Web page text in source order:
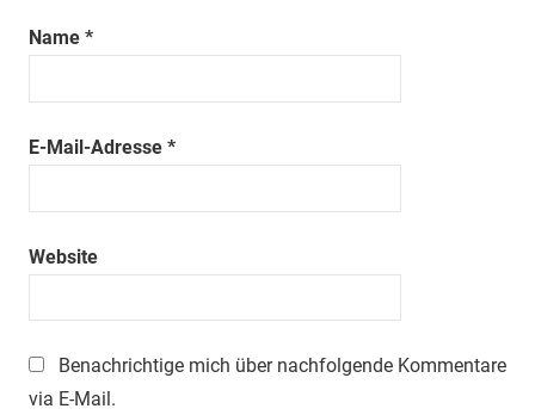
Name *
E-Mail-Adresse *
Website
Benachrichtige mich über nachfolgende Kommentare
via E-Mail.